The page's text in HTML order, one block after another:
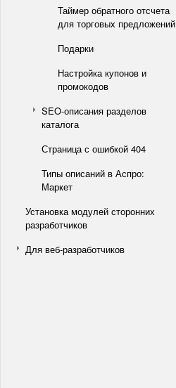
Таймер обратного отсчета
для торговых предложений
Подарки
Настройка купонов и
промокодов
SEO-описания разделов
каталога
Страница с ошибкой 404
Типы описаний в Аспро:
Маркет
Установка модулей сторонних
разработчиков
Для веб-разработчиков